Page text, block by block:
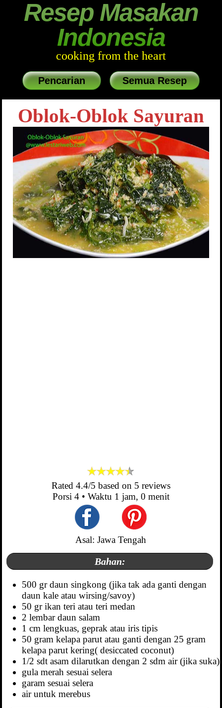
Resep Masakan
Indonesia
cooking from the heart
Pencarian Semua Resep
Oblok-Oblok Sayuran
Rated 4.4/5 based on 5 reviews
Porsi 4• Waktu 1 jam, 0 menit
Asal: Jawa Tengah
Bahan:
500 gr daun singkong (jika tak ada ganti dengan
daun kale atau wirsing/savoy)
50 gr ikan teri atau teri medan
2 lembar daun salam
1 cm lengkuas, geprak atau iris tipis
50 gram kelapa parut atau ganti dengan 25 gram
kelapa parut kering( desiccated coconut)
1/2 sdt asam dilarutkan dengan 2 sdm air (jika suka)
gula merah sesuai selera
garam sesuai selera
air untuk merebus